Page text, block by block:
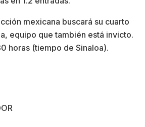
mexicana buscará su cuarto
equipo que también está invicto.
horas (tiempo de Sinaloa).